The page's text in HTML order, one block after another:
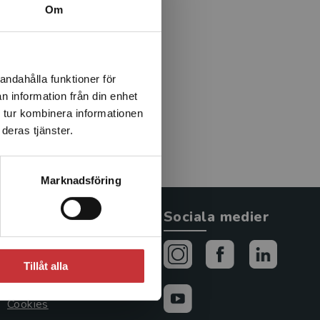
Om
funktioner för
information från din enhet
kombinera informationen
tjänster.
Marknadsföring
Tillåt alla
till den förbättrade
flera andra språk.
är utgångspunkten,
arbete med brittiska
TES årliga
Allmänna länkar
Om oss
Cookies
Sociala medier